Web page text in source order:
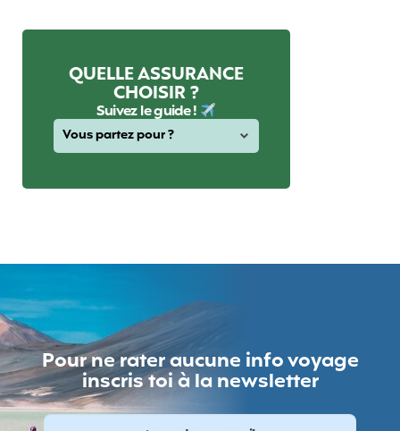
QUELLE ASSURANCE
CHOISIR ?
Suivez le guide !
Pour ne rater aucune info voyage
inscris toi à la newsletter